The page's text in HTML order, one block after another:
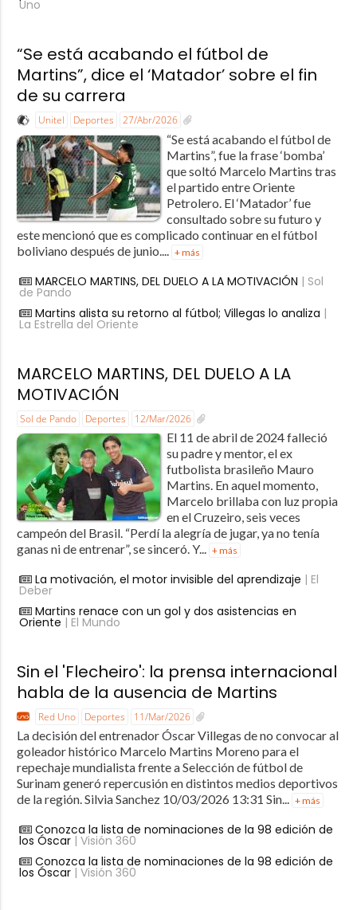
Uno
“Se está acabando el fútbol de
Martins”, dice el ‘Matador’ sobre el fin
de su carrera
Unitel Deportes 27/Abr/2026
“Se está acabando el fútbol de
Martins”, fue la frase ‘bomba’
que soltó Marcelo Martins tras
el partido entre Oriente
Petrolero. El ‘Matador’ fue
consultado sobre su futuro y
este mencionó que es complicado continuar en el fútbol
boliviano después de junio....
+ más
MARCELO MARTINS, DEL DUELO A LA MOTIVACIÓN | Sol
de Pando
Martins alista su retorno al fútbol; Villegas lo analiza |
La Estrella del Oriente
MARCELO MARTINS, DEL DUELO A LA
MOTIVACIÓN
Sol de Pando Deportes 12/Mar/2026
El 11 de abril de 2024 falleció
su padre y mentor, el ex
futbolista brasileño Mauro
Martins. En aquel momento,
Marcelo brillaba con luz propia
en el Cruzeiro, seis veces
campeón del Brasil. “Perdí la alegría de jugar, ya no tenía
ganas ni de entrenar”, se sinceró. Y...
+ más
La motivación, el motor invisible del aprendizaje | El
Deber
Martins renace con un gol y dos asistencias en
Oriente | El Mundo
Sin el 'Flecheiro': la prensa internacional
habla de la ausencia de Martins
Red Uno Deportes 11/Mar/2026
La decisión del entrenador Óscar Villegas de no convocar al
goleador histórico Marcelo Martins Moreno para el
repechaje mundialista frente a Selección de fútbol de
Surinam generó repercusión en distintos medios deportivos
de la región. Silvia Sanchez 10/03/2026 13:31 Sin... + más
Conozca la lista de nominaciones de la 98 edición de
los Óscar| Visión 360
Conozca la lista de nominaciones de la 98 edición de
los Óscar| Visión 360